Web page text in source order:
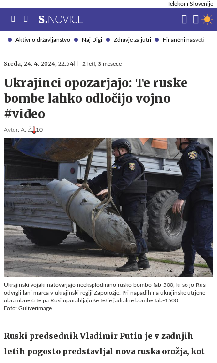
Aktivno državljanstvo Naj Digi Zdravje za jutri Finančni nasveti
Telekom Slovenije
Sreda, 24. 4. 2024, 22.54 2 leti, 3 mesece
Ukrajinci opozarjajo: Te ruske
bombe lahko odločijo vojno
#video
Avtor: A. Ž. 10
Ukrajinski vojaki natovarjajo neeksplodirano rusko bombo fab-500, ki so jo Rusi
odvrgli lani marca v ukrajinski regiji Zaporožje. Pri napadih na ukrajinske utrjene
obrambne črte pa Rusi uporabljajo še težje jadralne bombe fab-1500.
Foto: Guliverimage
Ruski predsednik Vladimir Putin je v zadnjih
letih pogosto predstavljal nova ruska orožja, kot